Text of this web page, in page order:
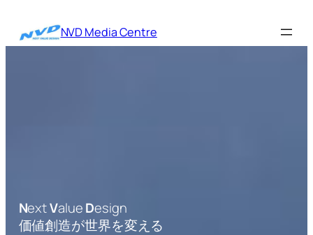
を
NVD Media Centre
NextValueDesign
価値創造が世界を変える